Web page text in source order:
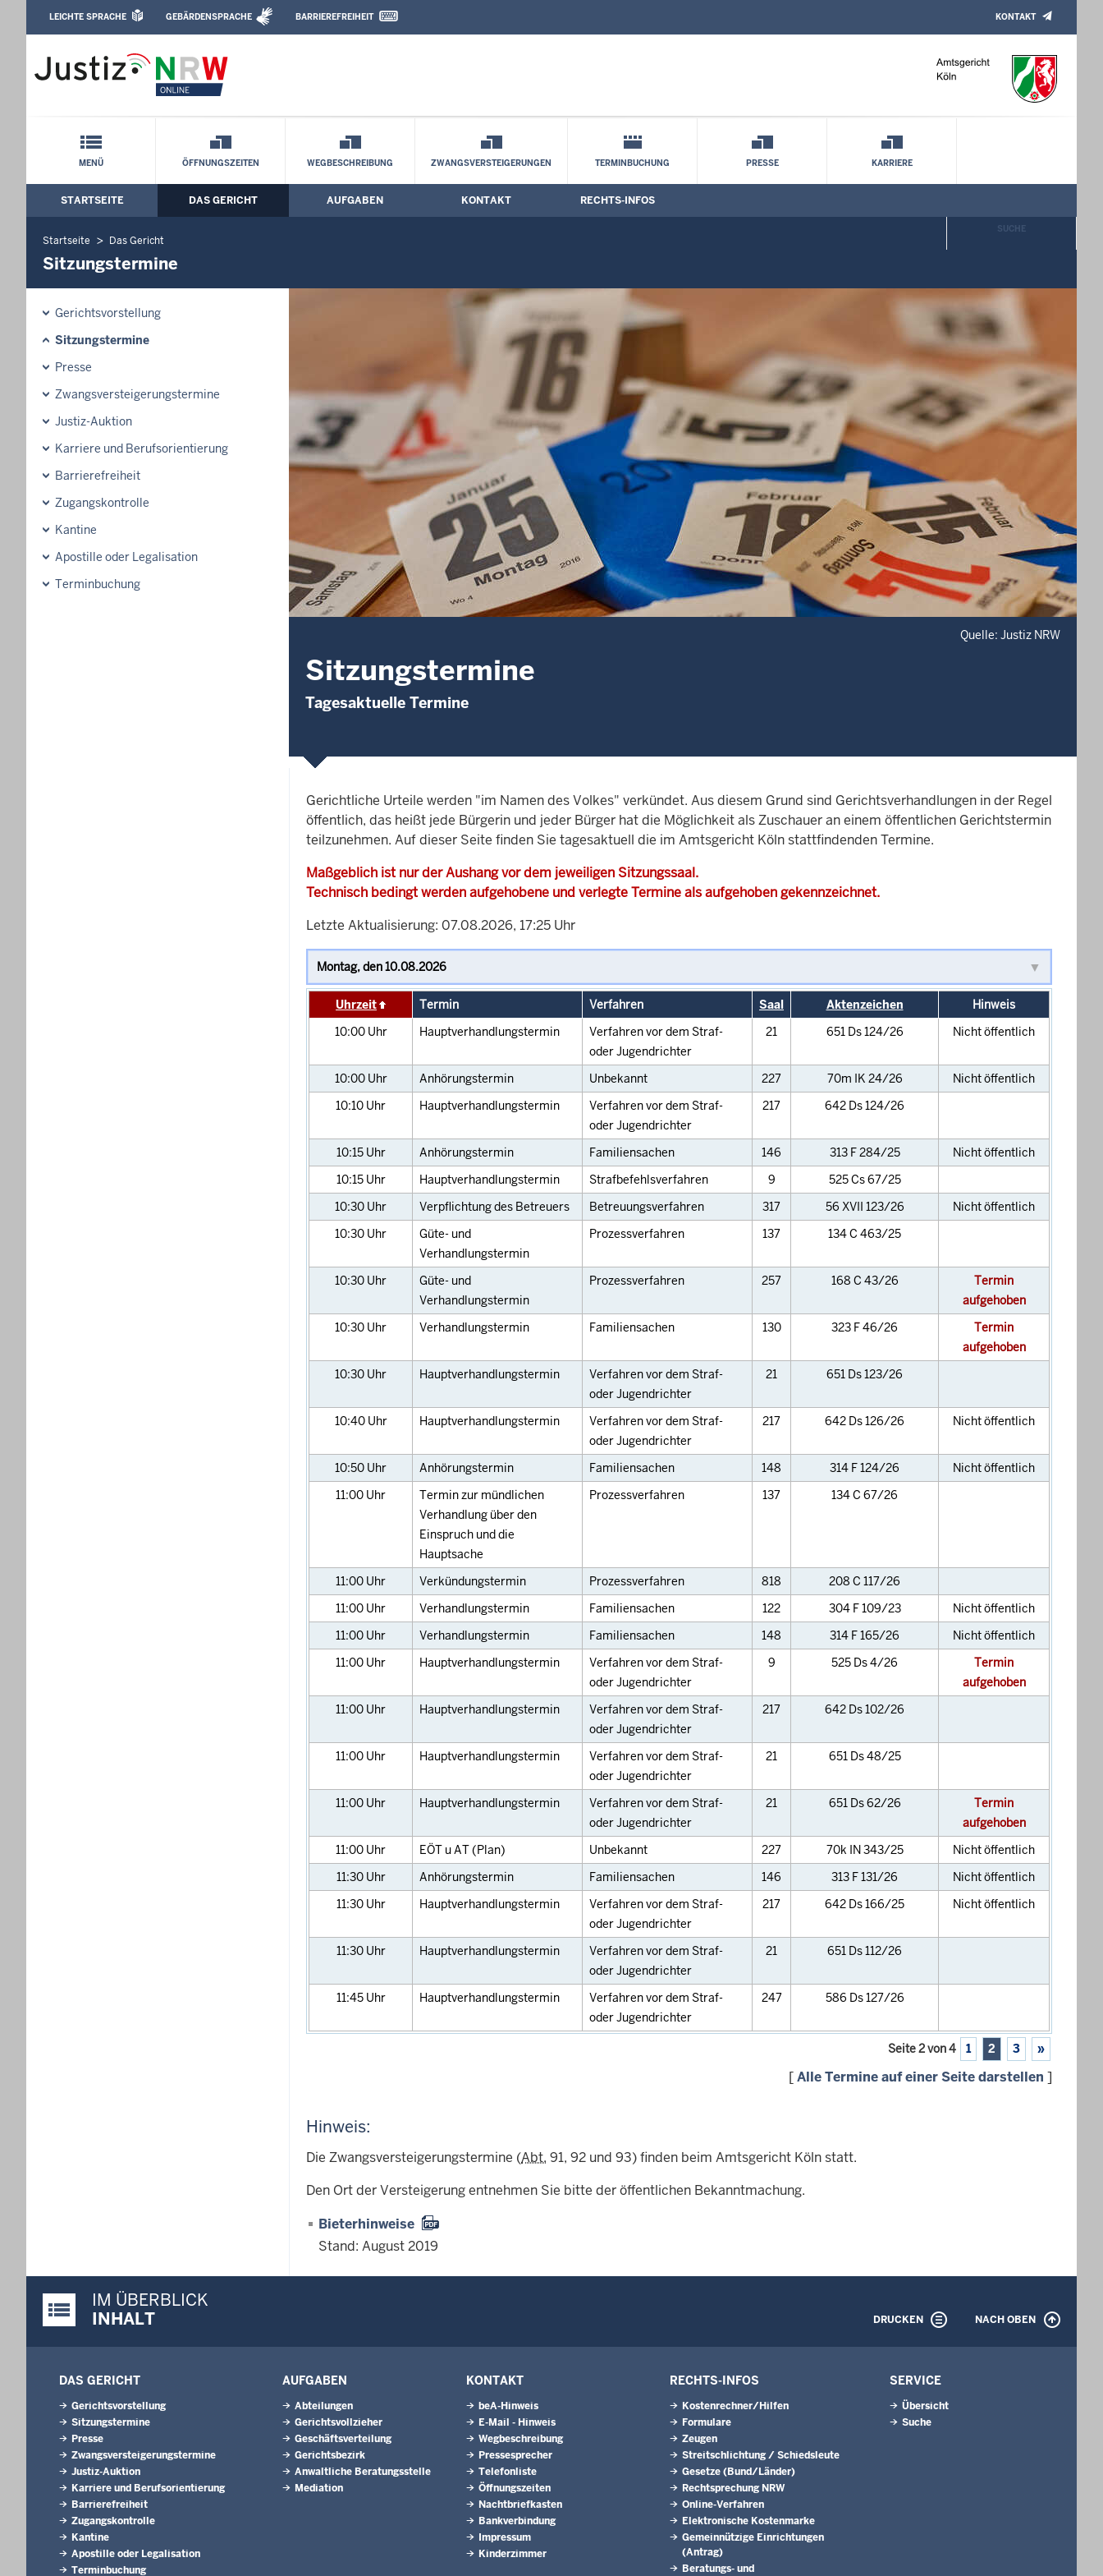
Amtsgericht Köln: Sitzungstermine
Leichte Sprache, Gebärdensprachenvideo und Kontaktformular
LEICHTE SPRACHE GEBÄRDENSPRACHE BARRIEREFREIHEIT KONTAKT
Schnellnavigation mit Volltext-Suche
MENÜ ÖFFNUNGSZEITEN WEGBESCHREIBUNG ZWANGSVERSTEIGERUNGEN TERMINBUCHUNG PRESSE KARRIERE
SUCHE
Hauptmenü: Hauptnavigation
STARTSEITE DAS GERICHT AUFGABEN KONTAKT RECHTS-INFOS
Startseite Das Gericht
Sitzungstermine
Gerichtsvorstellung
Sitzungstermine
Presse
Zwangsversteigerungs­termine
Justiz-Auktion
Karriere und Berufsorientierung
Barrierefreiheit
Zugangskontrolle
Kantine
Apostille oder Legalisation
Terminbuchung
Quelle: Justiz NRW
Sitzungstermine
Tagesaktuelle Termine
Gerichtliche Urteile werden "im Namen des Volkes" verkündet. Aus diesem Grund sind Gerichtsverhandlungen in der Regel
öffentlich, das heißt jede Bürgerin und jeder Bürger hat die Möglichkeit als Zuschauer an einem öffentlichen Gerichtstermin
teilzunehmen. Auf dieser Seite finden Sie tagesaktuell die im Amtsgericht Köln stattfindenden Termine.
Maßgeblich ist nur der Aushang vor dem jeweiligen Sitzungssaal.
Technisch bedingt werden aufgehobene und verlegte Termine als aufgehoben gekennzeichnet.
Letzte Aktualisierung: 07.08.2026, 17:25 Uhr
Uhrzeit Termin Verfahren Saal Aktenzeichen
Hinweis
10:00 Uhr Hauptverhandlungstermin
Verfahren vor dem Straf-
oder Jugendrichter
21 651 Ds 124/26 Nicht öffentlich
10:00 Uhr Anhörungstermin Unbekannt 227 70m IK 24/26
Nicht öffentlich
10:10 Uhr Hauptverhandlungstermin
Verfahren vor dem Straf-
oder Jugendrichter
217 642 Ds 124/26
10:15 Uhr Anhörungstermin Familiensachen 146 313 F 284/25
Nicht öffentlich
10:15 Uhr Hauptverhandlungstermin Strafbefehlsverfahren 9
525 Cs 67/25
10:30 Uhr Verpflichtung des Betreuers Betreuungsverfahren 317 56 XVII 123/26
Nicht öffentlich
10:30 Uhr
Güte- und
Verhandlungstermin
Prozessverfahren 137 134 C 463/25
10:30 Uhr
Güte- und
Verhandlungstermin
Prozessverfahren 257 168 C 43/26
Termin
aufgehoben
10:30 Uhr Verhandlungstermin Familiensachen 130 323 F 46/26
Termin
aufgehoben
10:30 Uhr Hauptverhandlungstermin
Verfahren vor dem Straf-
oder Jugendrichter
21 651 Ds 123/26
10:40 Uhr Hauptverhandlungstermin
Verfahren vor dem Straf-
oder Jugendrichter
217 642 Ds 126/26 Nicht öffentlich
10:50 Uhr Anhörungstermin Familiensachen 148 314 F 124/26
Nicht öffentlich
11:00 Uhr
Termin zur mündlichen
Verhandlung über den
Einspruch und die
Hauptsache
Prozessverfahren 137 134 C 67/26
11:00 Uhr Verkündungstermin Prozessverfahren 818
208 C 117/26
11:00 Uhr Verhandlungstermin Familiensachen 122 304 F 109/23
Nicht öffentlich
11:00 Uhr Verhandlungstermin Familiensachen 148 314 F 165/26
Nicht öffentlich
11:00 Uhr Hauptverhandlungstermin
Verfahren vor dem Straf-
oder Jugendrichter
9 525 Ds 4/26
Termin
aufgehoben
11:00 Uhr Hauptverhandlungstermin
Verfahren vor dem Straf-
oder Jugendrichter
217 642 Ds 102/26
11:00 Uhr Hauptverhandlungstermin
Verfahren vor dem Straf-
oder Jugendrichter
21 651 Ds 48/25
11:00 Uhr Hauptverhandlungstermin
Verfahren vor dem Straf-
oder Jugendrichter
21 651 Ds 62/26
Termin
aufgehoben
11:00 Uhr EÖT u AT (Plan) Unbekannt 227 70k IN 343/25
Nicht öffentlich
11:30 Uhr Anhörungstermin Familiensachen 146 313 F 131/26
Nicht öffentlich
11:30 Uhr Hauptverhandlungstermin
Verfahren vor dem Straf-
oder Jugendrichter
217 642 Ds 166/25 Nicht öffentlich
11:30 Uhr Hauptverhandlungstermin
Verfahren vor dem Straf-
oder Jugendrichter
21 651 Ds 112/26
11:45 Uhr Hauptverhandlungstermin
Verfahren vor dem Straf-
oder Jugendrichter
247 586 Ds 127/26
Seite 2 von 4 1 2 3 »
[Alle Termine auf einer Seite darstellen ]
Hinweis:
Die Zwangsversteigerungstermine (Abt. 91, 92 und 93) finden beim Amtsgericht Köln statt.
Den Ort der Versteigerung entnehmen Sie bitte der öffentlichen Bekanntmachung.
Bieterhinweise
Stand: August 2019
Justiz-Portal im Überblick:
IM ÜBERBLICK
INHALT
DRUCKEN NACH OBEN
DAS GERICHT
Gerichtsvorstellung
Sitzungstermine
Presse
Zwangsversteigerungs­termine
Justiz-Auktion
Karriere und Berufsorientierung
Barrierefreiheit
Zugangskontrolle
Kantine
Apostille oder Legalisation
Terminbuchung
AUFGABEN
Abteilungen
Gerichtsvollzieher
Geschäftsverteilung
Gerichtsbezirk
Anwaltliche Beratungsstelle
Mediation
KONTAKT
beA-Hinweis
E-Mail - Hinweis
Wegbeschreibung
Pressesprecher
Telefonliste
Öffnungszeiten
Nachtbriefkasten
Bankverbindung
Impressum
Kinderzimmer
RECHTS-INFOS
Kostenrechner/Hilfen
Formulare
Zeugen
Streitschlichtung / Schiedsleute
Gesetze (Bund/Länder)
Rechtsprechung NRW
Online-Verfahren
Elektronische Kostenmarke
Gemeinnützige Einrichtungen
(Antrag)
Beratungs- und
SERVICE
Übersicht
Suche